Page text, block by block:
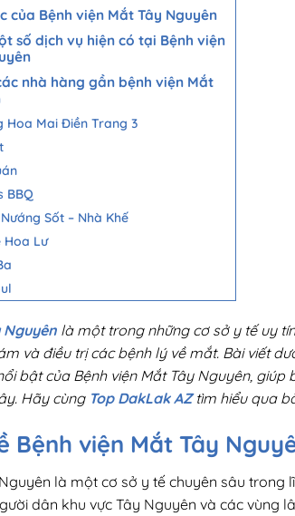
của Bệnh viện Mắt Tây Nguyên
số dịch vụ hiện có tại Bệnh viện
nhà hàng gần bệnh viện Mắt
Hoa Mai Điền Trang 3
BBQ
Sốt – Nhà Khế
Hoa Lư
Nguyên là một trong những cơ sở y tế uy
và điều trị các bệnh lý về mắt. Bài viết
bật của Bệnh viện Mắt Tây Nguyên,
Hãy cùng Top DakLak AZtìm hiểu qua
Bệnh viện Mắt Tây
là một cơ sở y tế chuyên sâu trong
dân khu vực Tây Nguyên và các vùng